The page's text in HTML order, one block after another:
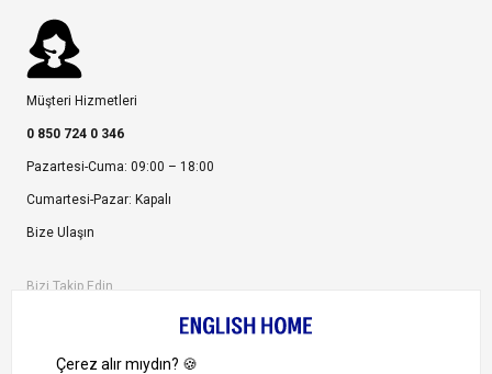
Müşteri Hizmetleri
0 850 724 0 346
Pazartesi-Cuma: 09:00 – 18:00
Cumartesi-Pazar: Kapalı
Bize Ulaşın
Bizi Takip Edin